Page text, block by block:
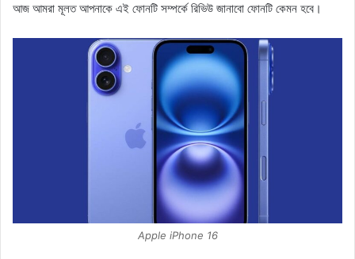
আজ আমরা মূলত আপনাকে এই ফোনটি সম্পর্কে রিভিউ জানাবো ফোনটি কেমন হবে।
Apple iPhone 16